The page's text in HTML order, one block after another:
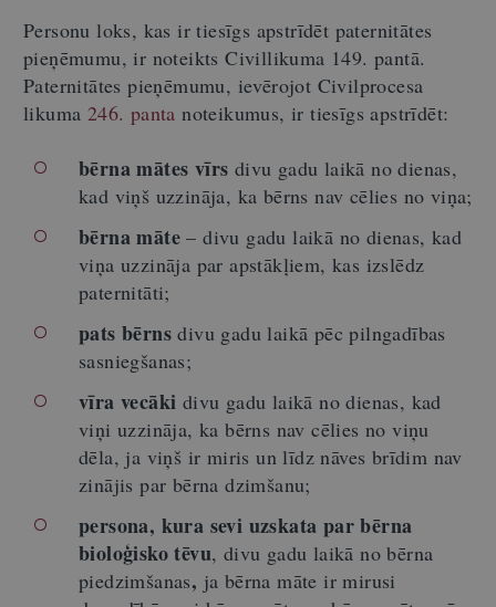
Personu loks, kas ir tiesīgs apstrīdēt paternitātes
pieņēmumu, ir noteikts Civillikuma 149. pantā.
Paternitātes pieņēmumu, ievērojot Civilprocesa
likuma 246. panta noteikumus, ir tiesīgs apstrīdēt:
bērna mātes vīrs divu gadu laikā no dienas,
kad viņš uzzināja, ka bērns nav cēlies no viņa;
bērna māte – divu gadu laikā no dienas, kad
viņa uzzināja par apstākļiem, kas izslēdz
paternitāti;
pats bērns divu gadu laikā pēc pilngadības
sasniegšanas;
vīra vecāki divu gadu laikā no dienas, kad
viņi uzzināja, ka bērns nav cēlies no viņu
dēla, ja viņš ir miris un līdz nāves brīdim nav
zinājis par bērna dzimšanu;
persona, kura sevi uzskata par bērna
bioloģisko tēvu, divu gadu laikā no bērna
piedzimšanas, ja bērna māte ir mirusi